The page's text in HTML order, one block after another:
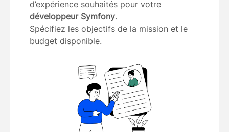
d’expérience souhaités pour votre
développeur Symfony.
Spécifiez les objectifs de la mission et le
budget disponible.